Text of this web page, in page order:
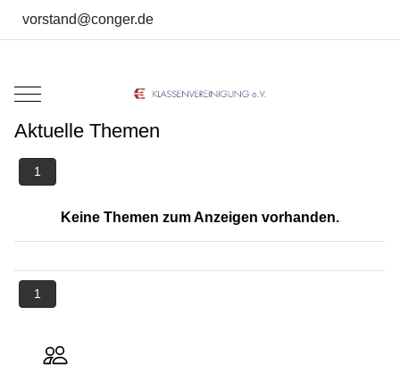
vorstand@conger.de
Mobile Menu Toggle
Aktuelle Themen
1
Keine Themen zum Anzeigen vorhanden.
1